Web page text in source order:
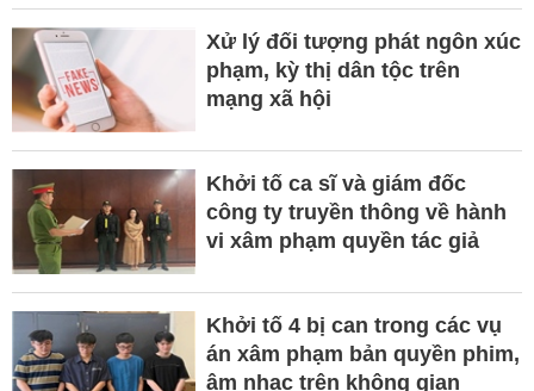
Xử lý đối tượng phát ngôn xúc
phạm, kỳ thị dân tộc trên
mạng xã hội
Khởi tố ca sĩ và giám đốc
công ty truyền thông về hành
vi xâm phạm quyền tác giả
Khởi tố 4 bị can trong các vụ
án xâm phạm bản quyền phim,
âm nhạc trên không gian